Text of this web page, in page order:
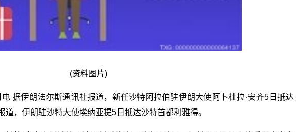
(资料图片)
据伊朗法尔斯通讯社报道，新任沙特阿拉伯驻伊朗大使阿卜杜拉·安齐5日抵达
，伊朗驻沙特大使埃纳亚提5日抵达沙特首都利雅得。